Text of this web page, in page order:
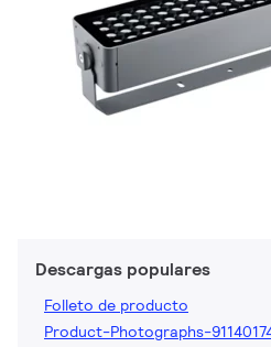
Descargas populares
Folleto de producto
Product-Photographs-